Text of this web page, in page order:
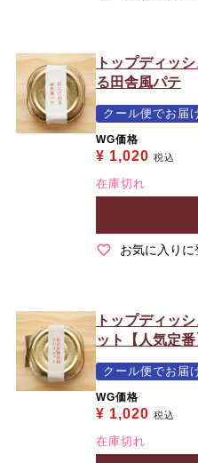
トップディッ
る田舎風パテ
クール便でお届
WG価格
¥ 1,020 税込
在庫切れ
お気に入りに
トップディッ
ット【人気定番
クール便でお届
WG価格
¥ 1,020 税込
在庫切れ